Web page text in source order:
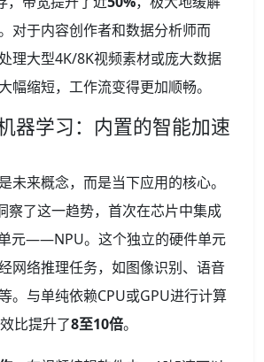
对于内容创作者和数据分析师而
理大型4K/8K视频素材或庞大数据
幅缩短，工作流变得更加顺畅。
器学习：内置的智能加速
未来概念，而是当下应用的核心。
察了这一趋势，首次在芯片中集成
元——NPU。这个独立的硬件单元
网络推理任务，如图像识别、语音
。与单纯依赖CPU或GPU进行计算
比提升了8至10倍。